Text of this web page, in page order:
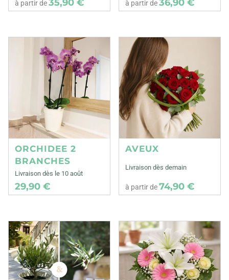
à partir de à partir de
ORCHIDEE 2
BRANCHES
Livraison dès le 10 août
29,90 €
AVEUX
Livraison dès demain
à partir de74,90 €